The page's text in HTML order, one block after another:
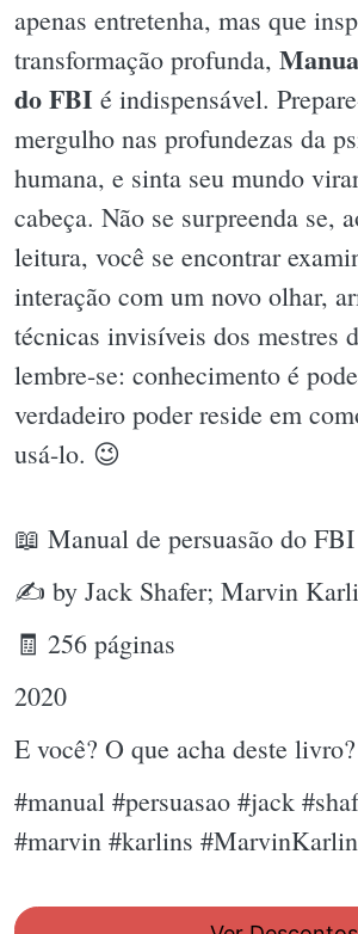
apenas entretenha, mas que
transformação profunda,
do FBI é indispensável.
mergulho nas profundezas da
humana, e sinta seu mundo
cabeça. Não se surpreenda se,
leitura, você se encontrar
interação com um novo olhar,
técnicas invisíveis dos mestres
lembre-se: conhecimento é
verdadeiro poder reside em
usá-lo. 😉
📖 Manual de persuasão do FBI
✍ by Jack Shafer; Marvin
🧾 256 páginas
2020
E você? O que acha deste
#manual #persuasao #jack
#marvin #karlins